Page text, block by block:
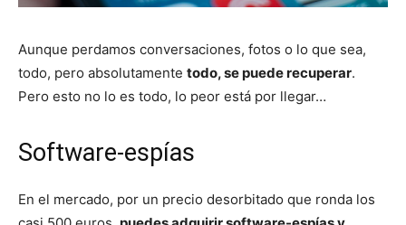
Aunque perdamos conversaciones, fotos o lo que sea,
todo, pero absolutamente todo, se puede recuperar.
Pero esto no lo es todo, lo peor está por llegar…
Software-espías
En el mercado, por un precio desorbitado que ronda los